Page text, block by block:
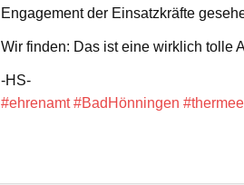
Engagement der Einsatzkräfte
Wir finden: Das ist eine wirklich tolle
-HS-
#ehrenamt #BadHönningen